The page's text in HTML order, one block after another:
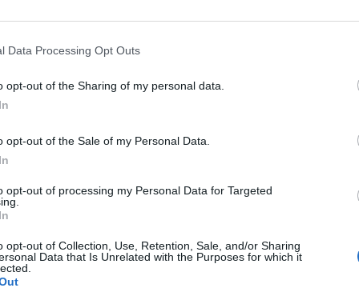
Data Processing Opt Outs
opt-out of the Sharing of my personal data.
opt-out of the Sale of my Personal Data.
opt-out of processing my Personal Data for Targeted
opt-out of Collection, Use, Retention, Sale, and/or Sharing
Data that Is Unrelated with the Purposes for which it
de s'Antiochense s'ant a isfidai in sa
Fonni è forte, batterlo sarebbe